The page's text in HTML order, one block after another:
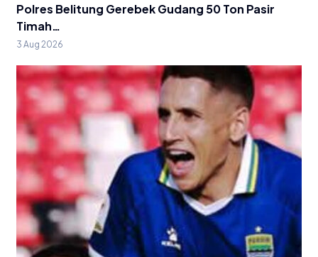
Polres Belitung Gerebek Gudang 50 Ton Pasir
Timah…
3 Aug 2026